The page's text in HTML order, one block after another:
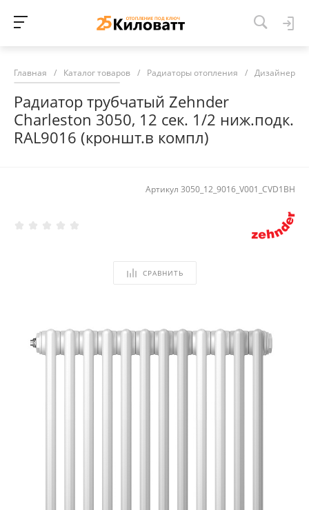
Главная / Каталог товаров / Радиаторы отопления /
Радиатор трубчатый Zehnder
Charleston 3050, 12 сек. 1/2 ниж.подк.
RAL9016 (кроншт.в компл)
Артикул 3050_12_9016_V001_CVD1BH
СРАВНИТЬ